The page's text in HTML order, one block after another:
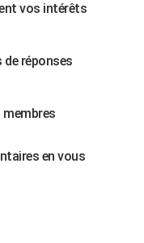
vos intérêts
réponses
en vous